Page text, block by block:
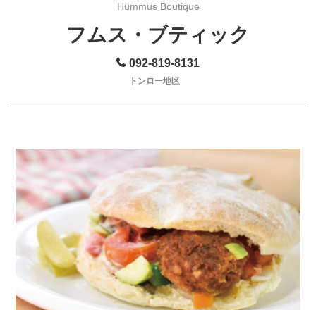
Hummus Boutique
フムス・ブティック
092-819-8131
トンロー地区